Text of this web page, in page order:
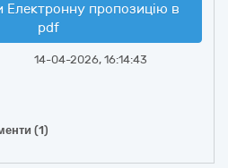
Електронну пропозицію в
pdf
14-04-2026, 16:14:43
(1)